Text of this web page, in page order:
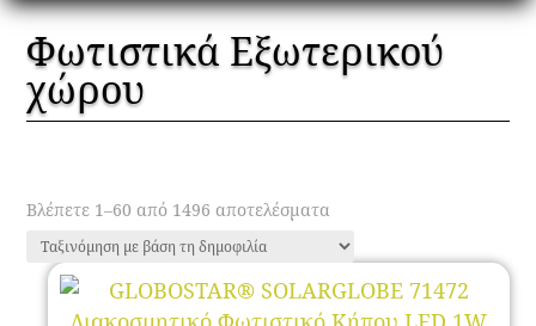
Φωτιστικά Εξωτερικού
χώρου
Βλέπετε 1–60 από 1496 αποτελέσματα
by